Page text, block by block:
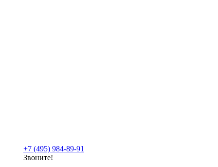
+7 (495) 984-89-91
Звоните!